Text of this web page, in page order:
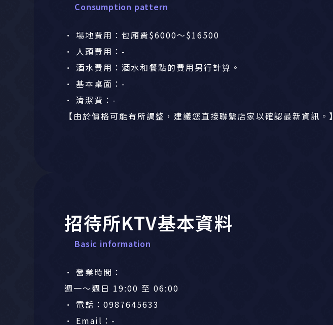
Consumption pattern
• 場地費用：包廂費$6000～$16500
• 人頭費用：-
• 酒水費用：酒水和餐點的費用另行計算。
• 基本桌面：-
• 清潔費：-
【由於價格可能有所調整，建議您直接聯繫店家以確認最新資訊。】
招待所KTV基本資料
Basic information
• 營業時間：
週一～週日 19:00 至 06:00
• 電話：0987645633
• Email：-